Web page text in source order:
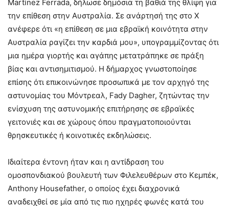
Martinez Ferrada, δήλωσε δημόσια τη βαθιά της θλίψη για
την επίθεση στην Αυστραλία. Σε ανάρτησή της στο X
ανέφερε ότι «η επίθεση σε μια εβραϊκή κοινότητα στην
Αυστραλία ραγίζει την καρδιά μου», υπογραμμίζοντας ότι
μια ημέρα γιορτής και αγάπης μετατράπηκε σε πράξη
βίας και αντισημιτισμού. Η δήμαρχος γνωστοποίησε
επίσης ότι επικοινώνησε προσωπικά με τον αρχηγό της
αστυνομίας του Μόντρεαλ, Fady Dagher, ζητώντας την
ενίσχυση της αστυνομικής επιτήρησης σε εβραϊκές
γειτονιές και σε χώρους όπου πραγματοποιούνται
θρησκευτικές ή κοινοτικές εκδηλώσεις.
Ιδιαίτερα έντονη ήταν και η αντίδραση του
ομοσπονδιακού βουλευτή των Φιλελευθέρων στο Κεμπέκ,
Anthony Housefather, ο οποίος έχει διαχρονικά
αναδειχθεί σε μία από τις πιο ηχηρές φωνές κατά του